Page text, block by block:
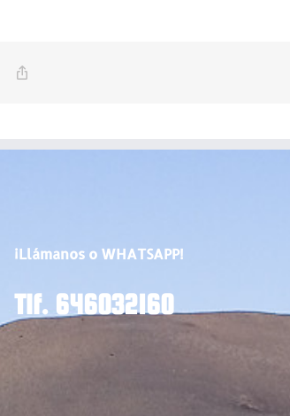
¡Llámanos o WHATSAPP!
Tlf. 646032160